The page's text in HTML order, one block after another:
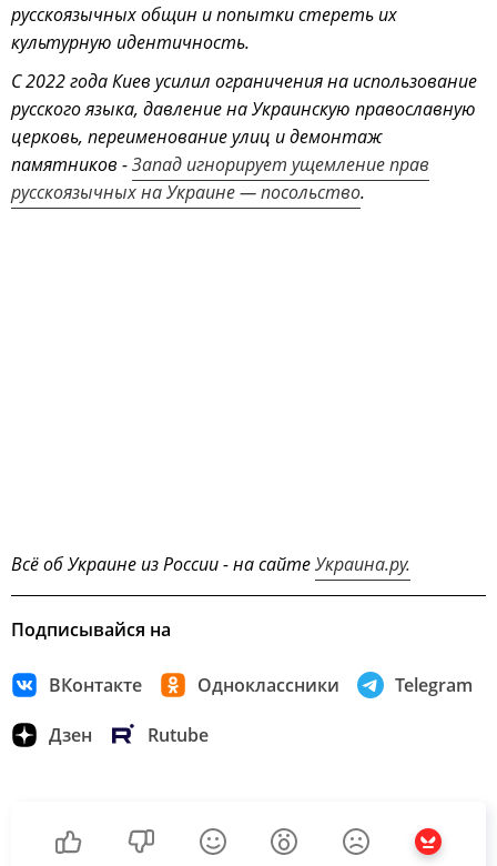
русскоязычных общин и попытки стереть их
культурную идентичность.
С 2022 года Киев усилил ограничения на использование
русского языка, давление на Украинскую православную
церковь, переименование улиц и демонтаж
памятников -Запад игнорирует ущемление прав
русскоязычных на Украине — посольство.
Всё об Украине из России - на сайтеУкраина.ру.
Подписывайся на
ВКонтакте Одноклассники Telegram
Дзен Rutube